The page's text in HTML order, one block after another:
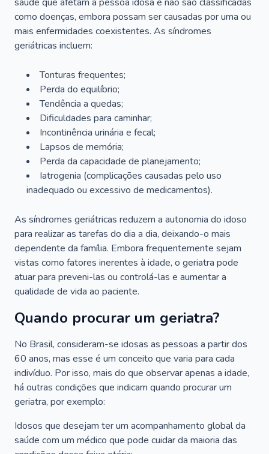
como doenças, embora possam ser causadas por uma ou
mais enfermidades coexistentes. As síndromes
geriátricas incluem:
Tonturas frequentes;
Perda do equilíbrio;
Tendência a quedas;
Dificuldades para caminhar;
Incontinência urinária e fecal;
Lapsos de memória;
Perda da capacidade de planejamento;
Iatrogenia (complicações causadas pelo uso
inadequado ou excessivo de medicamentos).
As síndromes geriátricas reduzem a autonomia do idoso
para realizar as tarefas do dia a dia, deixando-o mais
dependente da família. Embora frequentemente sejam
vistas como fatores inerentes à idade, o geriatra pode
atuar para preveni-las ou controlá-las e aumentar a
qualidade de vida ao paciente.
Quando procurar um geriatra?
No Brasil, consideram-se idosas as pessoas a partir dos
60 anos, mas esse é um conceito que varia para cada
indivíduo. Por isso, mais do que observar apenas a idade,
há outras condições que indicam quando procurar um
geriatra, por exemplo:
Idosos que desejam ter um acompanhamento global da
saúde com um médico que pode cuidar da maioria das